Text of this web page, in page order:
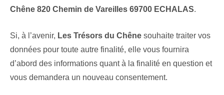
Chêne 820 Chemin de Vareilles 69700 ECHALAS.
Si, à l’avenir, Les Trésors du Chêne souhaite traiter vos
données pour toute autre finalité, elle vous fournira
d’abord des informations quant à la finalité en question et
vous demandera un nouveau consentement.